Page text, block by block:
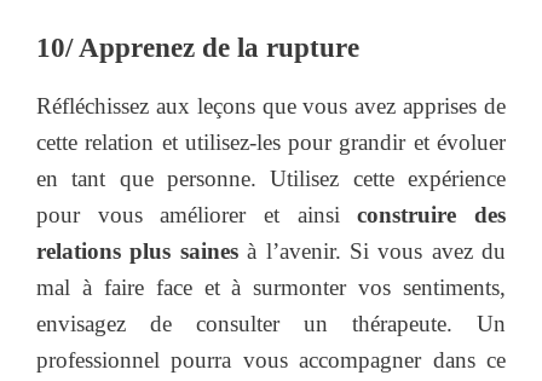
10/ Apprenez de la rupture
Réfléchissez aux leçons que vous avez apprises de
cette relation et utilisez-les pour grandir et évoluer
en tant que personne. Utilisez cette expérience
pour vous améliorer et ainsi construire des
relations plus sainesà l’avenir. Si vous avez du
mal à faire face et à surmonter vos sentiments,
envisagez de consulter un thérapeute. Un
professionnel pourra vous accompagner dans ce